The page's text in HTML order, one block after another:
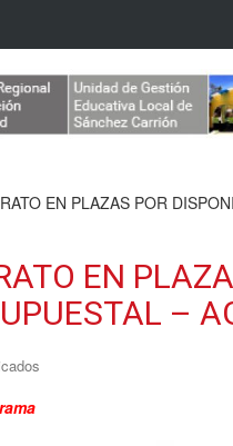
EN PLAZAS POR
EN
–